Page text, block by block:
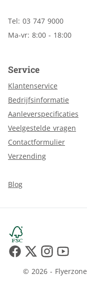
Tel: 03 747 9000
Ma-vr: 8:00 - 18:00
Service
Klantenservice
Bedrijfsinformatie
Aanleverspecificaties
Veelgestelde vragen
Contactformulier
Verzending
Blog
© 2026 - Flyerzone